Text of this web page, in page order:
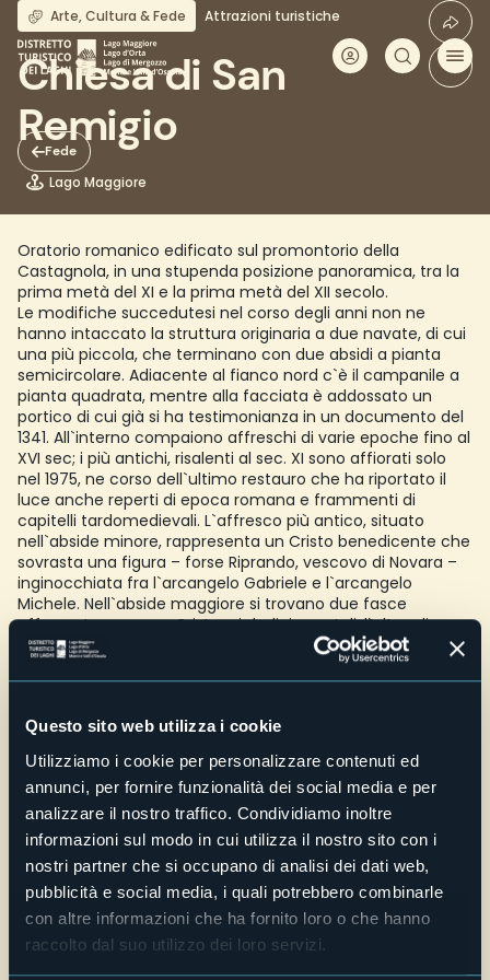
Questo sito web utilizza i cookie
Utilizziamo i cookie per personalizzare contenuti ed
annunci, per fornire funzionalità dei social media e per
analizzare il nostro traffico. Condividiamo inoltre
informazioni sul modo in cui utilizza il nostro sito con i
nostri partner che si occupano di analisi dei dati web,
pubblicità e social media, i quali potrebbero combinarle
con altre informazioni che ha fornito loro o che hanno
raccolto dal suo utilizzo dei loro servizi.
Salta
contenuto
principale
Fede
Arte, Cultura & Fede Attrazioni turistiche
Chiesa di San
Remigio
Lago Maggiore
Oratorio romanico edificato sul promontorio della
Castagnola, in una stupenda posizione panoramica, tra la
prima metà del XI e la prima metà del XII secolo.
Le modifiche succedutesi nel corso degli anni non ne
hanno intaccato la struttura originaria a due navate, di cui
una più piccola, che terminano con due absidi a pianta
semicircolare. Adiacente al fianco nord c`è il campanile a
pianta quadrata, mentre alla facciata è addossato un
portico di cui già si ha testimonianza in un documento del
1341. All`interno compaiono affreschi di varie epoche fino al
XVI sec; i più antichi, risalenti al sec. XI sono affiorati solo
nel 1975, ne corso dell`ultimo restauro che ha riportato il
luce anche reperti di epoca romana e frammenti di
capitelli tardomedievali. L`affresco più antico, situato
nell`abside minore, rappresenta un Cristo benedicente che
sovrasta una figura – forse Riprando, vescovo di Novara –
inginocchiata fra l`arcangelo Gabriele e l`arcangelo
Michele. Nell`abside maggiore si trovano due fasce
affrescate, una con Cristo e i dodici apostoli, l`altra, di
diversa fattura, con i mesi dell`anno.
La chiesa è stata dichiarata monumento nazionale nel
1908.
+39 0323 503249
Sito web
Live
Cielo sereno 30,2°
Via San Remigio
28922 - Verbania Pallanza (VB)